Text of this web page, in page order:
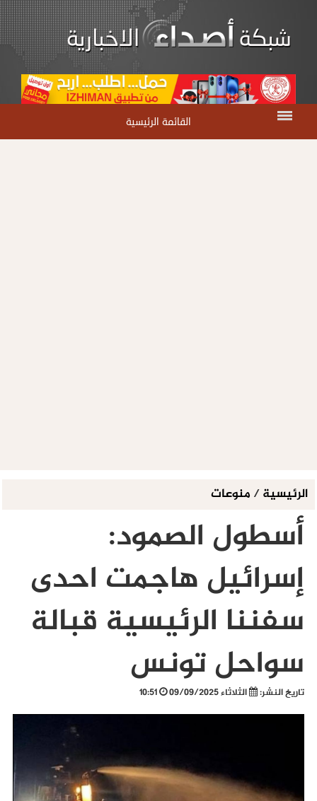
القائمة الرئيسية
الرئيسية/ منوعات
أسطول الصمود:
إسرائيل هاجمت احدى
سفننا الرئيسية قبالة
سواحل تونس
تاريخ النشر: الثلاثاء 09/09/2025